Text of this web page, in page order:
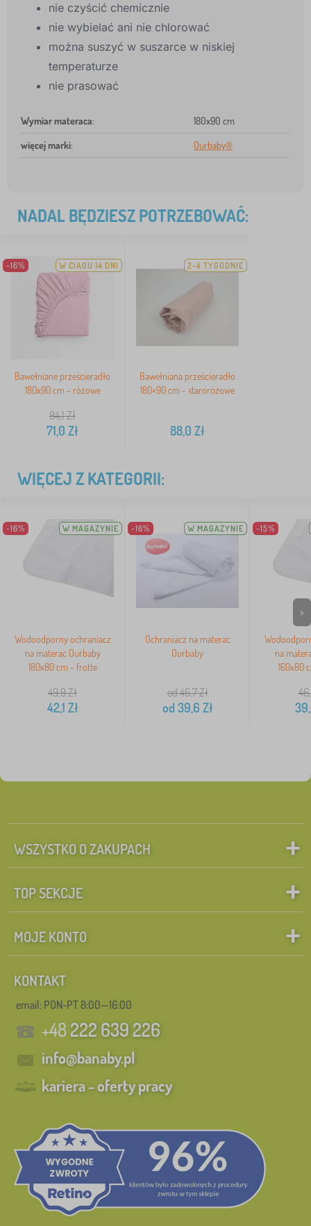
nie czyścić chemicznie
nie wybielać ani nie chlorować
można suszyć w suszarce w niskiej
temperaturze
nie prasować
Wymiar materaca: 180x90 cm
więcej marki: Ourbaby®
NADAL BĘDZIESZ POTRZEBOWAĆ:
-16% W CIĄGU 14 DNI
Bawełniane prześcieradło
180x90 cm - różowe
84,1Zł
71,0 Zł
2-4 TYGODNIE
Bawełniana prześcieradło
180×90 cm - staroróżowe
88,0 Zł
WIĘCEJ Z KATEGORII:
-16% W MAGAZYNIE
Wodoodporny ochraniacz
na materac Ourbaby
180x80 cm - frotte
49,9Zł
42,1 Zł
-16% W MAGAZYNIE
Ochraniacz na materac
Ourbaby
od 46,7Zł
od 39,6 Zł
-15%
na
160x80
>
WSZYSTKO O ZAKUPACH
TOP SEKCJE
MOJE KONTO
KONTAKT
email: PON-PT 8:00—16:00
+48222 639 226
info@banaby.pl
kariera - oferty pracy